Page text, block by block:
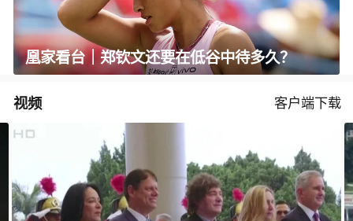
凰家看台｜郑钦文还要在低谷中待多久？
视频 客户端下载